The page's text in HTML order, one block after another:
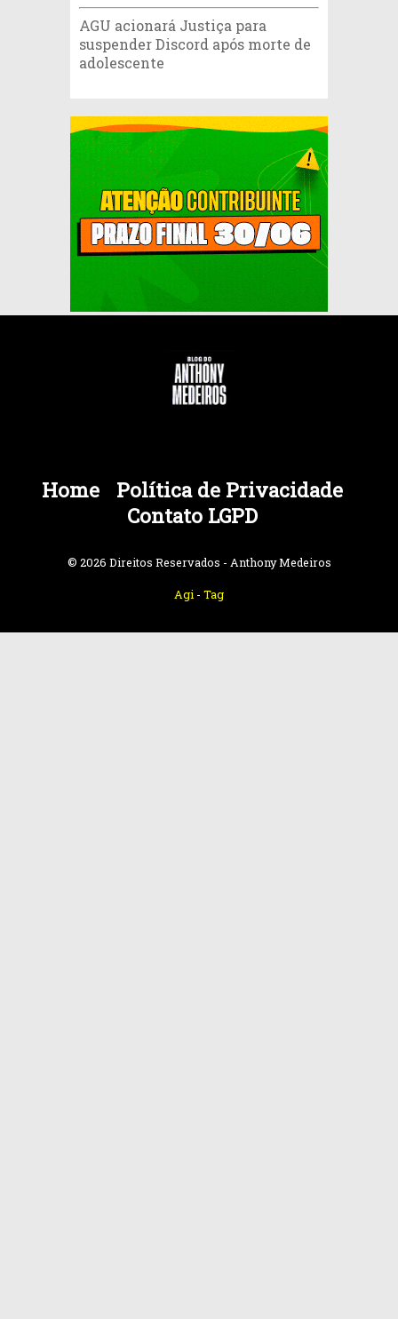
AGU acionará Justiça para
suspender Discord após morte de
adolescente
Home
Política de Privacidade
Contato LGPD
© 2026 Direitos Reservados - Anthony Medeiros
Agi - Tag